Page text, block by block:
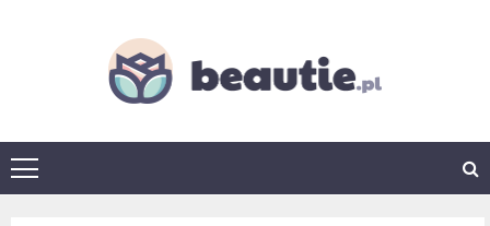
beautie.pl